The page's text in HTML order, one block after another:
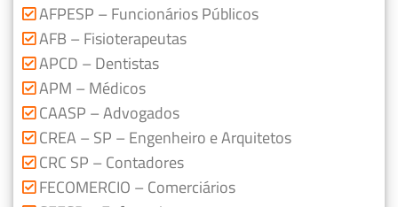
AFPESP – Funcionários Públicos
AFB – Fisioterapeutas
APCD – Dentistas
APM – Médicos
CAASP – Advogados
CREA – SP – Engenheiro e Arquitetos
CRC SP – Contadores
FECOMERCIO – Comerciários